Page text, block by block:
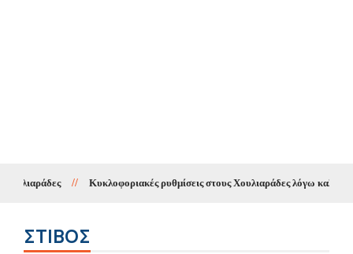
Κυκλοφοριακές ρυθμίσεις στους Χουλιαράδες λόγω καλοκαιρινών
ΣΤΊΒΟΣ